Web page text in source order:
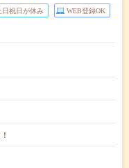
日祝日が休み WEB登録OK